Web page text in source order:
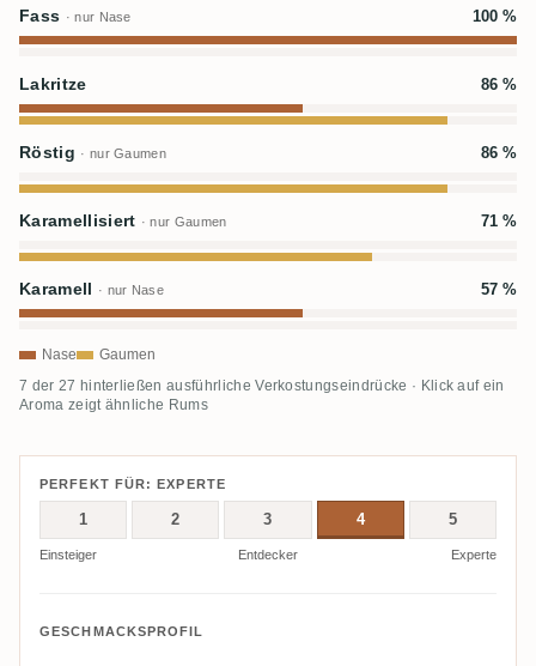
Fass · nur Nase 100 %
Lakritze 86 %
Röstig · nur Gaumen 86 %
Karamellisiert · nur Gaumen 71 %
Karamell · nur Nase 57 %
Nase Gaumen
7 der 27 hinterließen ausführliche Verkostungseindrücke · Klick auf ein
Aroma zeigt ähnliche Rums
PERFEKT FÜR: EXPERTE
1 2 3 4 5
Einsteiger Entdecker Experte
GESCHMACKSPROFIL